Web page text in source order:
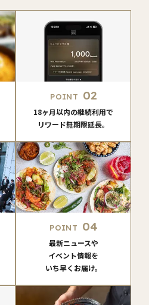
POINT 02
18ヶ月以内の継続利用で
リワード無期限延長。
POINT 04
最新ニュースや
イベント情報を
いち早くお届け。